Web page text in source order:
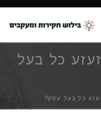
כל בעל
כל בעל עסק?